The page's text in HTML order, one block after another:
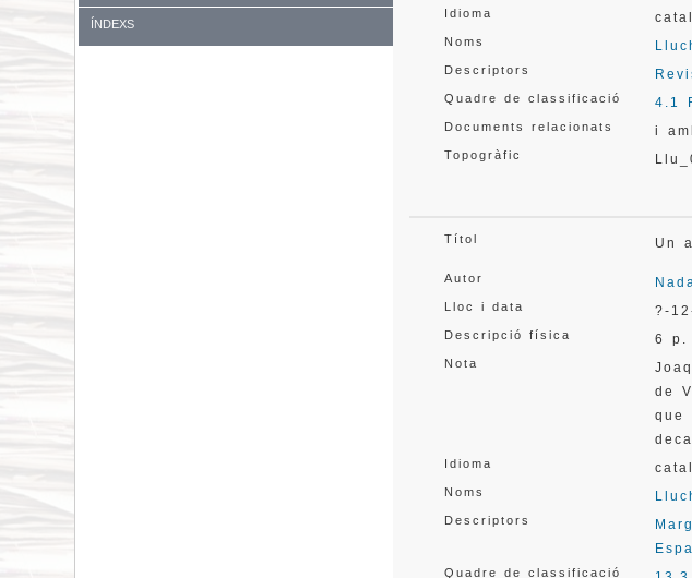
ÍNDEXS
Idioma
Noms
Descriptors
Quadre de classificació 4.1
Documents relacionats i
Topogràfic
Títol Un
Autor
Lloc i data ?-
Descripció física 6 p.
Nota
de
que
Idioma
Noms
Descriptors
Quadre de classificació